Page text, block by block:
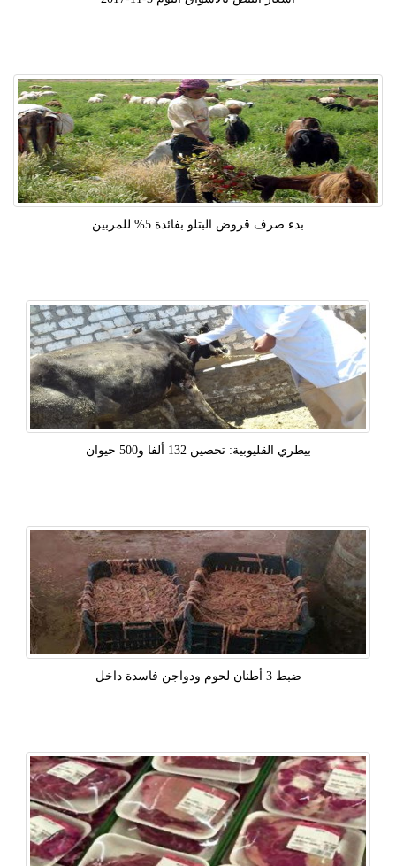
بدء صرف قروض البتلو بفائدة 5% للمربين
بيطري القليوبية: تحصين 132 ألفا و500 حيوان
ضبط 3 أطنان لحوم ودواجن فاسدة داخل